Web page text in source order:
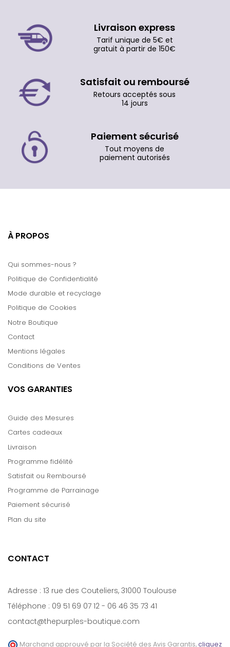
Livraison express
Tarif unique de 5€ et
gratuit à partir de 150€
Satisfait ou remboursé
Retours acceptés sous
14 jours
Paiement sécurisé
Tout moyens de
paiement autorisés
À PROPOS
Qui sommes-nous ?
Politique de Confidentialité
Mode durable et recyclage
Politique de Cookies
Notre Boutique
Contact
Mentions légales
Conditions de Ventes
VOS GARANTIES
Guide des Mesures
Cartes cadeaux
Livraison
Programme fidélité
Satisfait ou Remboursé
Programme de Parrainage
Paiement sécurisé
Plan du site
CONTACT
Adresse : 13 rue des Couteliers, 31000 Toulouse
Téléphone : 09 51 69 07 12 - 06 46 35 73 41
contact@thepurples-boutique.com
Marchand approuvé par la Société des Avis Garantis,cliquez